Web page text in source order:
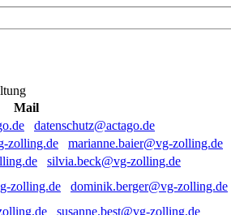
Mail
datenschutz@actago.de
marianne.baier@vg-zolling.de
silvia.beck@vg-zolling.de
dominik.berger@vg-zolling.de
susanne.best@vg-zolling.de